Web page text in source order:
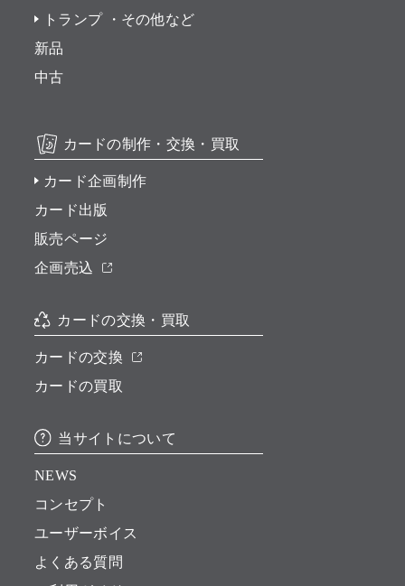
トランプ ・その他など
新品
中古
カードの制作・交換・買取
カード企画制作
カード出版
販売ページ
企画売込
カードの交換・買取
カードの交換
カードの買取
当サイトについて
NEWS
コンセプト
ユーザーボイス
よくある質問